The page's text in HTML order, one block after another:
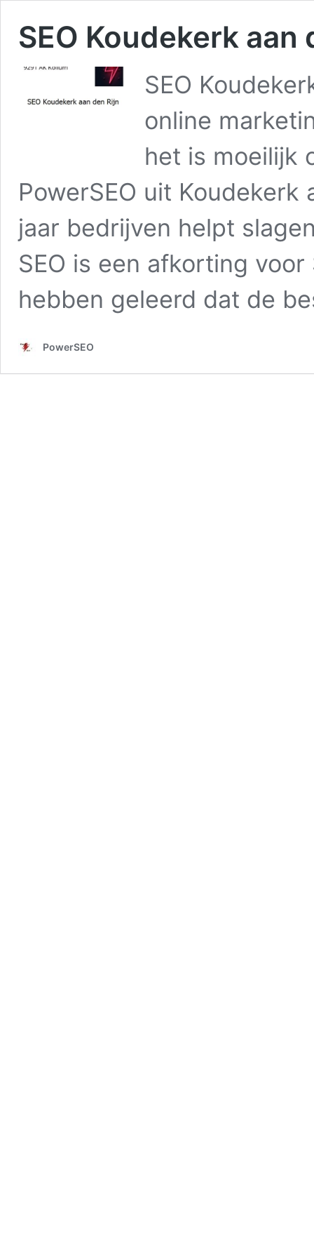
SEO Koudekerk aan
SEO
online
het is moeilijk
PowerSEO uit
jaar bedrijven helpt
SEO is een afkorting
hebben geleerd dat de
PowerSEO